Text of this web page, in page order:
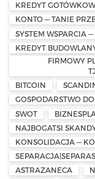
KREDYT
KONTO — TANIE
SYSTEM WSPARCIA
KREDYT
FIRMOWY
BITCOIN
GOSPODARSTWO
SWOT
NAJBOGATSI
KONSOLIDACJA —
ASTRAZANECA